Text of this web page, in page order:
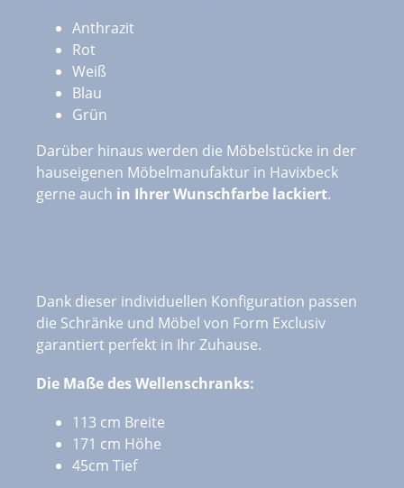
Anthrazit
Rot
Weiß
Blau
Grün
Darüber hinaus werden die Möbelstücke in der
hauseigenen Möbelmanufaktur in Havixbeck
gerne auch in Ihrer Wunschfarbe lackiert.
Dank dieser individuellen Konfiguration passen
die Schränke und Möbel von Form Exclusiv
garantiert perfekt in Ihr Zuhause.
Die Maße des Wellenschranks:
113 cm Breite
171 cm Höhe
45cm Tief